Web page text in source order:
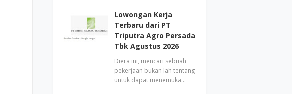
Lowongan Kerja
Terbaru dari PT
Triputra Agro Persada
Tbk Agustus 2026
Diera ini, mencari sebuah
pekerjaan bukan lah tentang
untuk dapat menemuka…